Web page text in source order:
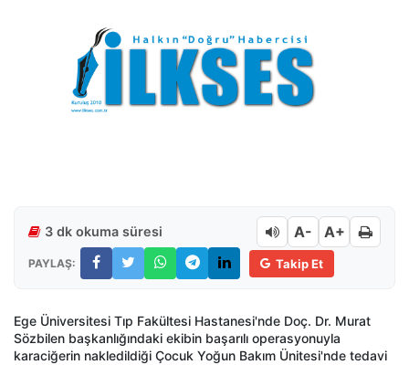
3 dk okuma süresi A- A+
PAYLAŞ: Takip Et
Ege Üniversitesi Tıp Fakültesi Hastanesi'nde Doç. Dr. Murat
Sözbilen başkanlığındaki ekibin başarılı operasyonuyla
karaciğerin nakledildiği Çocuk Yoğun Bakım Ünitesi'nde tedavi